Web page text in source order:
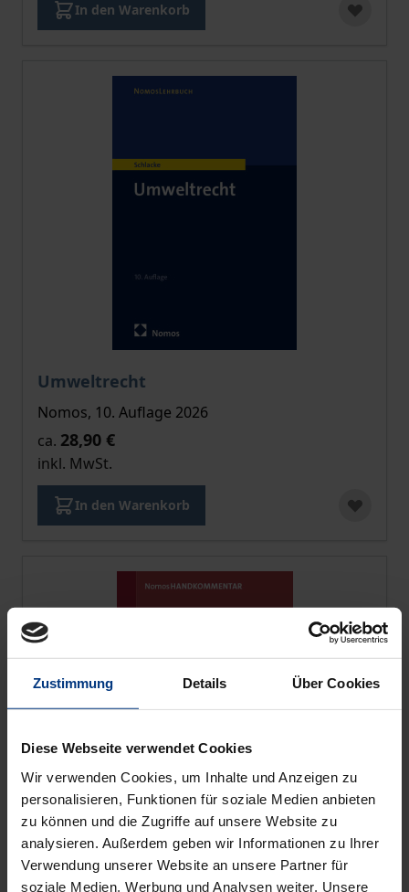
Zustimmung Details Über Cookies
Diese Webseite verwendet Cookies
Wir verwenden Cookies, um Inhalte und Anzeigen zu
personalisieren, Funktionen für soziale Medien anbieten
zu können und die Zugriffe auf unsere Website zu
analysieren. Außerdem geben wir Informationen zu Ihrer
Verwendung unserer Website an unsere Partner für
soziale Medien, Werbung und Analysen weiter. Unsere
In den Warenkorb
Umweltrecht
Der Preis dieses Titels richtet sich nach der
Nomos, 10. Auflage 2026
ca. 28,90 €
inkl. MwSt.
In den Warenkorb
Gesetz über die